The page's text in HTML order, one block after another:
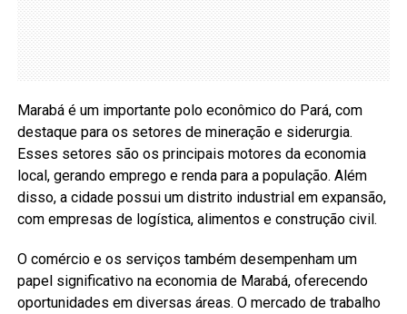
Marabá é um importante polo econômico do Pará, com
destaque para os setores de mineração e siderurgia.
Esses setores são os principais motores da economia
local, gerando emprego e renda para a população. Além
disso, a cidade possui um distrito industrial em expansão,
com empresas de logística, alimentos e construção civil.
O comércio e os serviços também desempenham um
papel significativo na economia de Marabá, oferecendo
oportunidades em diversas áreas. O mercado de trabalho